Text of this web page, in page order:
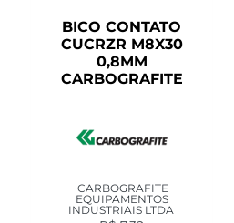
BICO CONTATO
CUCRZR M8X30
0,8MM
CARBOGRAFITE
CARBOGRAFITE
EQUIPAMENTOS
INDUSTRIAIS LTDA